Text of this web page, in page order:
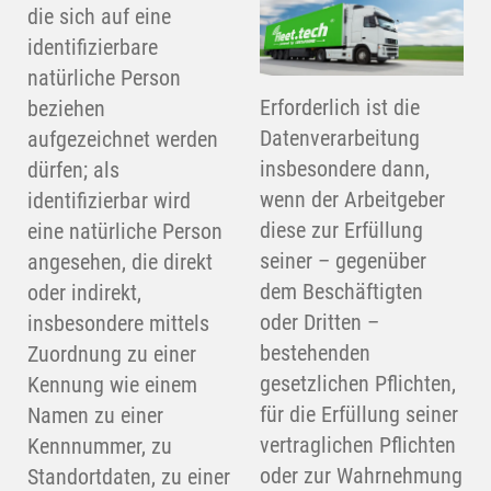
die sich auf eine
identifizierbare
natürliche Person
beziehen
aufgezeichnet werden
dürfen; als
identifizierbar wird
eine natürliche Person
angesehen, die direkt
oder indirekt,
insbesondere mittels
Zuordnung zu einer
Kennung wie einem
Namen zu einer
Kennnummer, zu
Standortdaten, zu einer
Erforderlich ist die
Datenverarbeitung
insbesondere dann,
wenn der Arbeitgeber
diese zur Erfüllung
seiner – gegenüber
dem Beschäftigten
oder Dritten –
bestehenden
gesetzlichen Pflichten,
für die Erfüllung seiner
vertraglichen Pflichten
oder zur Wahrnehmung